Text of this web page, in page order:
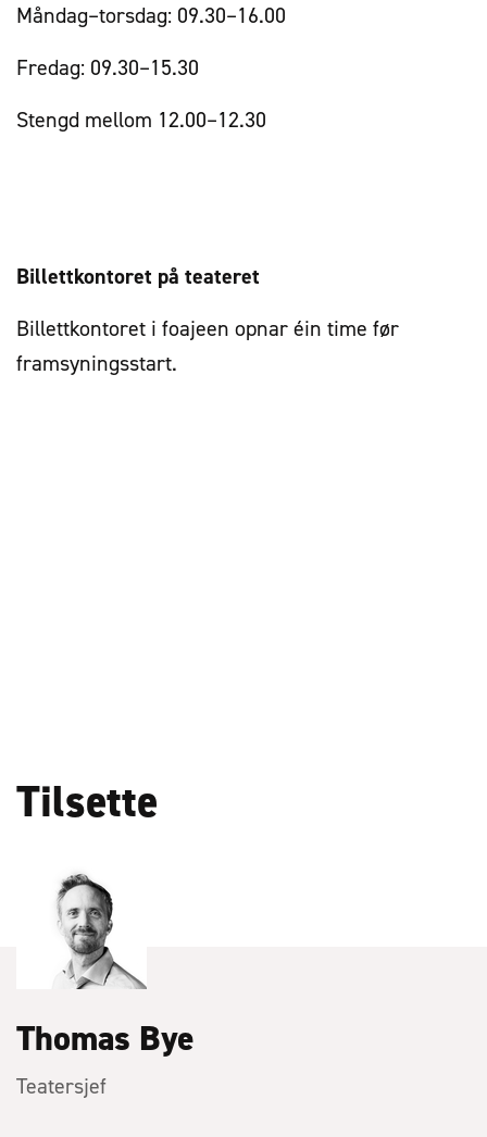
Måndag–torsdag: 09.30–16.00
Fredag: 09.30–15.30
Stengd mellom 12.00–12.30
Billettkontoret på teateret
Billettkontoret i foajeen opnar éin time før
framsyningsstart.
Tilsette
Thomas Bye
Teatersjef